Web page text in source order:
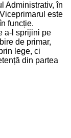
Administrativ, în
este
funcție.
a-l sprijini pe
de primar,
lege, ci
din partea